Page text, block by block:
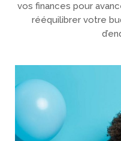
vos finances pour
rééquilibrer votre